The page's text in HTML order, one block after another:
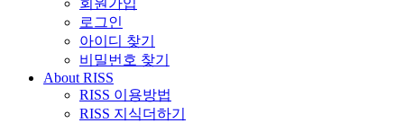
회원가입
로그인
아이디 찾기
비밀번호 찾기
About RISS
RISS 이용방법
RISS 지식더하기